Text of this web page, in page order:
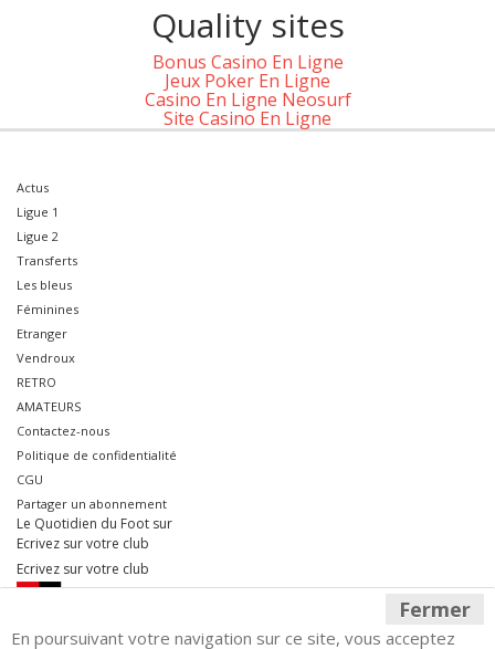
Fermer
En poursuivant votre navigation sur ce site, vous acceptez
Quality sites
Bonus Casino En Ligne
Jeux Poker En Ligne
Casino En Ligne Neosurf
Site Casino En Ligne
Actus
Ligue 1
Ligue 2
Transferts
Les bleus
Féminines
Etranger
Vendroux
RETRO
AMATEURS
Contactez-nous
Politique de confidentialité
CGU
Partager un abonnement
Le Quotidien du Foot sur
Ecrivez sur votre club
Ecrivez sur votre club